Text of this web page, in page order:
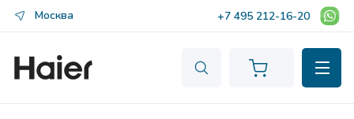
Москва +7 495 212-16-20